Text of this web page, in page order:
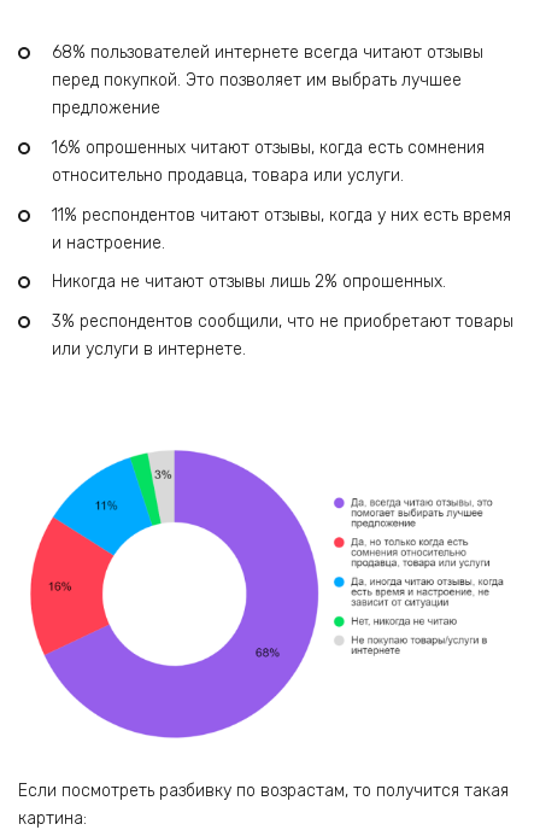
68% пользователей интернете всегда читают отзывы
перед покупкой. Это позволяет им выбрать лучшее
предложение
16% опрошенных читают отзывы, когда есть сомнения
относительно продавца, товара или услуги.
11% респондентов читают отзывы, когда у них есть время
и настроение.
Никогда не читают отзывы лишь 2% опрошенных.
3% респондентов сообщили, что не приобретают товары
или услуги в интернете.
Если посмотреть разбивку по возрастам, то получится такая
картина: